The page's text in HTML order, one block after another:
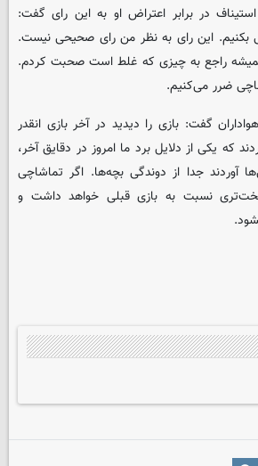
در برابر اعتراض او به این رای گفت:
بکنیم. این رای به نظر من رای صحیحی نیست.
راجع به چیزی که غلط است صحبت کردم.
ضرر می‌کنیم.
گفت: بازی را دیدید در آخر بازی انقدر
که یکی از دلایل برد ما امروز در دقایق آخر،
آوردند جدا از دوندگی بچه‌ها. اگر تماشاچی
نسبت به بازی قبلی خواهد داشت و